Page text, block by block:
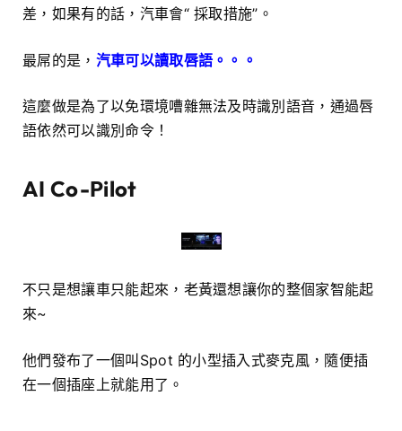
差，如果有的話，汽車會“ 採取措施”。
最屌的是， 汽車可以讀取唇語。。。
這麼做是為了以免環境嘈雜無法及時識別語音，通過唇
語依然可以識別命令！
AI Co-Pilot
不只是想讓車只能起來，老黃還想讓你的整個家智能起
來~
他們發布了一個叫Spot 的小型插入式麥克風，隨便插
在一個插座上就能用了。